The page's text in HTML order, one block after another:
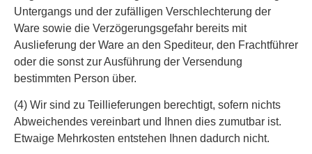
Untergangs und der zufälligen Verschlechterung der
Ware sowie die Verzögerungsgefahr bereits mit
Auslieferung der Ware an den Spediteur, den Frachtführer
oder die sonst zur Ausführung der Versendung
bestimmten Person über.
(4) Wir sind zu Teillieferungen berechtigt, sofern nichts
Abweichendes vereinbart und Ihnen dies zumutbar ist.
Etwaige Mehrkosten entstehen Ihnen dadurch nicht.